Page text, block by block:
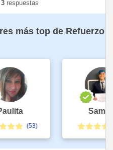
3respuestas
más top de Refuerzo
(53)
Samuel